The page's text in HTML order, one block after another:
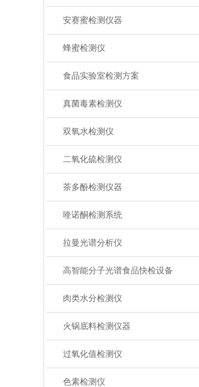
安赛蜜检测仪器
蜂蜜检测仪
食品实验室检测方案
真菌毒素检测仪
双氧水检测仪
二氧化硫检测仪
茶多酚检测仪器
喹诺酮检测系统
拉曼光谱分析仪
高智能分子光谱食品快检设备
肉类水分检测仪
火锅底料检测仪器
过氧化值检测仪
色素检测仪